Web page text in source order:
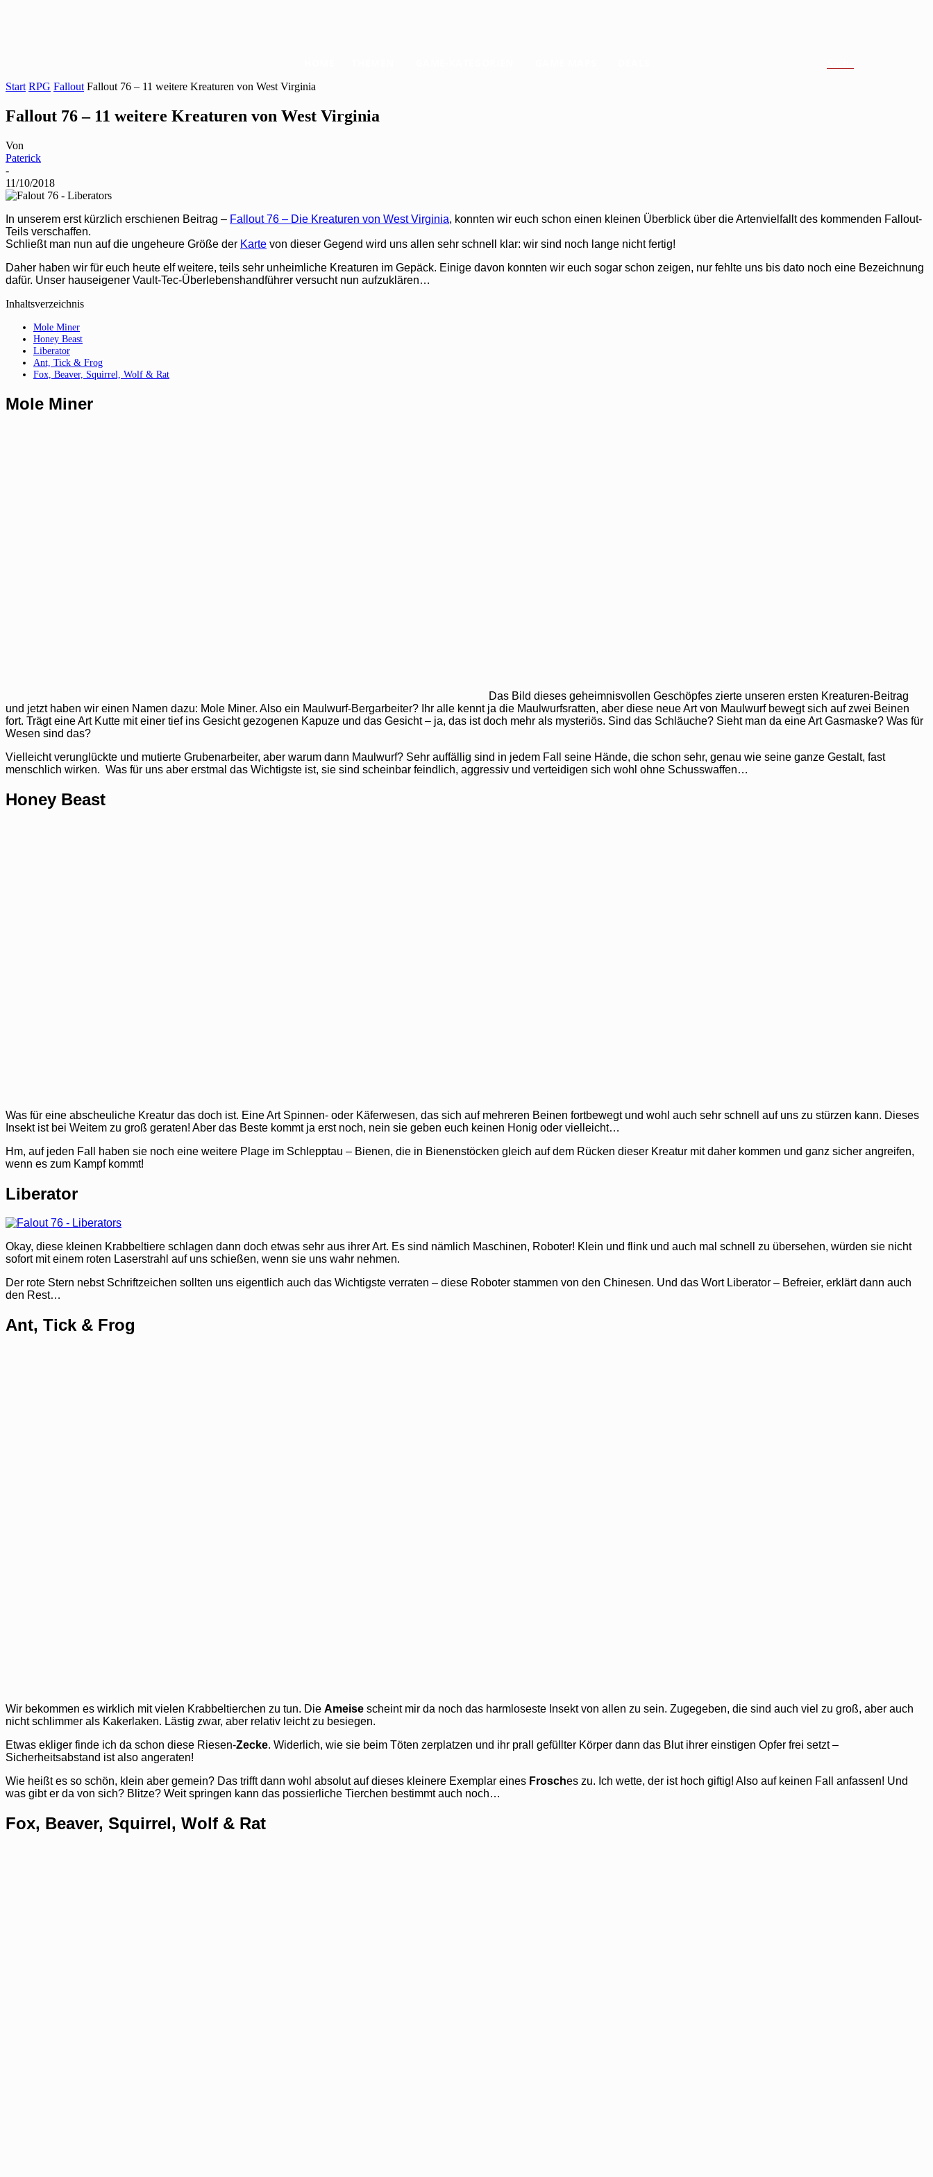
Start RPG Fallout Fallout 76 – 11 weitere Kreaturen von West Virginia
Fallout 76 – 11 weitere Kreaturen von West Virginia
Von
Paterick
-
11/10/2018
In unserem erst kürzlich erschienen Beitrag – Fallout 76 – Die Kreaturen von West Virginia, konnten wir euch schon einen kleinen Überblick über die Artenvielfallt des kommenden Fallout-
Teils verschaffen.
Schließt man nun auf die ungeheure Größe der Karte von dieser Gegend wird uns allen sehr schnell klar: wir sind noch lange nicht fertig!
Daher haben wir für euch heute elf weitere, teils sehr unheimliche Kreaturen im Gepäck. Einige davon konnten wir euch sogar schon zeigen, nur fehlte uns bis dato noch eine Bezeichnung
dafür. Unser hauseigener Vault-Tec-Überlebenshandführer versucht nun aufzuklären…
Inhaltsverzeichnis
Mole Miner
Honey Beast
Liberator
Ant, Tick & Frog
Fox, Beaver, Squirrel, Wolf & Rat
Mole Miner
Das Bild dieses geheimnisvollen Geschöpfes zierte unseren ersten Kreaturen-Beitrag
und jetzt haben wir einen Namen dazu: Mole Miner. Also ein Maulwurf-Bergarbeiter? Ihr alle kennt ja die Maulwurfsratten, aber diese neue Art von Maulwurf bewegt sich auf zwei Beinen
fort. Trägt eine Art Kutte mit einer tief ins Gesicht gezogenen Kapuze und das Gesicht – ja, das ist doch mehr als mysteriös. Sind das Schläuche? Sieht man da eine Art Gasmaske? Was für
Wesen sind das?
Vielleicht verunglückte und mutierte Grubenarbeiter, aber warum dann Maulwurf? Sehr auffällig sind in jedem Fall seine Hände, die schon sehr, genau wie seine ganze Gestalt, fast
menschlich wirken. Was für uns aber erstmal das Wichtigste ist, sie sind scheinbar feindlich, aggressiv und verteidigen sich wohl ohne Schusswaffen…
Honey Beast
Was für eine abscheuliche Kreatur das doch ist. Eine Art Spinnen- oder Käferwesen, das sich auf mehreren Beinen fortbewegt und wohl auch sehr schnell auf uns zu stürzen kann. Dieses
Insekt ist bei Weitem zu groß geraten! Aber das Beste kommt ja erst noch, nein sie geben euch keinen Honig oder vielleicht…
Hm, auf jeden Fall haben sie noch eine weitere Plage im Schlepptau – Bienen, die in Bienenstöcken gleich auf dem Rücken dieser Kreatur mit daher kommen und ganz sicher angreifen,
wenn es zum Kampf kommt!
Liberator
Okay, diese kleinen Krabbeltiere schlagen dann doch etwas sehr aus ihrer Art. Es sind nämlich Maschinen, Roboter! Klein und flink und auch mal schnell zu übersehen, würden sie nicht
sofort mit einem roten Laserstrahl auf uns schießen, wenn sie uns wahr nehmen.
Der rote Stern nebst Schriftzeichen sollten uns eigentlich auch das Wichtigste verraten – diese Roboter stammen von den Chinesen. Und das Wort Liberator – Befreier, erklärt dann auch
den Rest…
Ant, Tick & Frog
Wir bekommen es wirklich mit vielen Krabbeltierchen zu tun. Die Ameise scheint mir da noch das harmloseste Insekt von allen zu sein. Zugegeben, die sind auch viel zu groß, aber auch
nicht schlimmer als Kakerlaken. Lästig zwar, aber relativ leicht zu besiegen.
Etwas ekliger finde ich da schon diese Riesen-Zecke. Widerlich, wie sie beim Töten zerplatzen und ihr prall gefüllter Körper dann das Blut ihrer einstigen Opfer frei setzt –
Sicherheitsabstand ist also angeraten!
Wie heißt es so schön, klein aber gemein? Das trifft dann wohl absolut auf dieses kleinere Exemplar eines Frosches zu. Ich wette, der ist hoch giftig! Also auf keinen Fall anfassen! Und
was gibt er da von sich? Blitze? Weit springen kann das possierliche Tierchen bestimmt auch noch…
Fox, Beaver, Squirrel, Wolf & Rat